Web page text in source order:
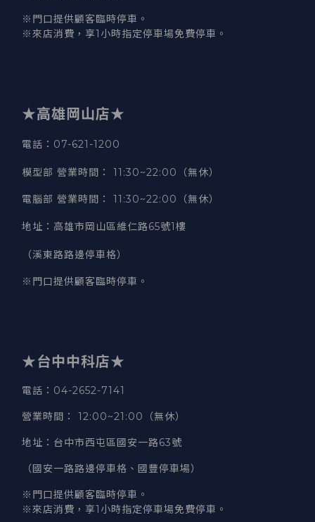
※門口提供顧客臨時停車。
※來店消費，享1小時指定停車場免費停車。
★高雄岡山店★
電話：07-621-1200
模型部 營業時間 ： 11:30~22:00（無休）
電腦部 營業時間 ： 11:30~22:00（無休）
地址 ： 高雄市岡山區維仁路65號1樓
（溪東路路邊停車格）
※門口提供顧客臨時停車。
★台中中科店★
電話 ：04-2652-7141
營業時間 ： 12:00~21:00（無休）
地址 ：台中市西屯區國安一路63號
（國安一路路邊停車格、國豐停車場）
※門口提供顧客臨時停車。
※來店消費，享1小時指定停車場免費停車。